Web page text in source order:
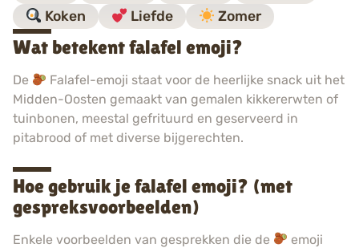
Koken
Liefde Zomer
Wat betekent falafel emoji?
De
Falafel-emoji staat voor de heerlijke snack uit het
Midden-Oosten gemaakt van gemalen kikkererwten of
tuinbonen, meestal gefrituurd en geserveerd in
pitabrood of met diverse bijgerechten.
Hoe gebruik je falafel emoji? (met
gespreksvoorbeelden)
Enkele voorbeelden van gesprekken die de
emoji